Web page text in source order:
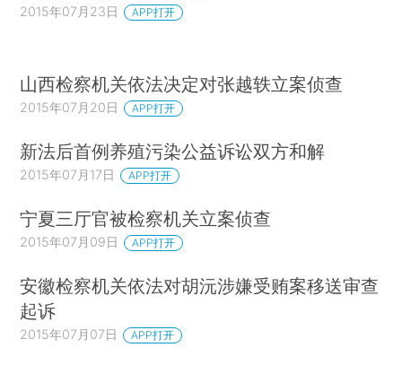
2015年07月23日 APP打开
山西检察机关依法决定对张越轶立案侦查
2015年07月20日 APP打开
新法后首例养殖污染公益诉讼双方和解
2015年07月17日 APP打开
宁夏三厅官被检察机关立案侦查
2015年07月09日 APP打开
安徽检察机关依法对胡沅涉嫌受贿案移送审查
起诉
2015年07月07日 APP打开